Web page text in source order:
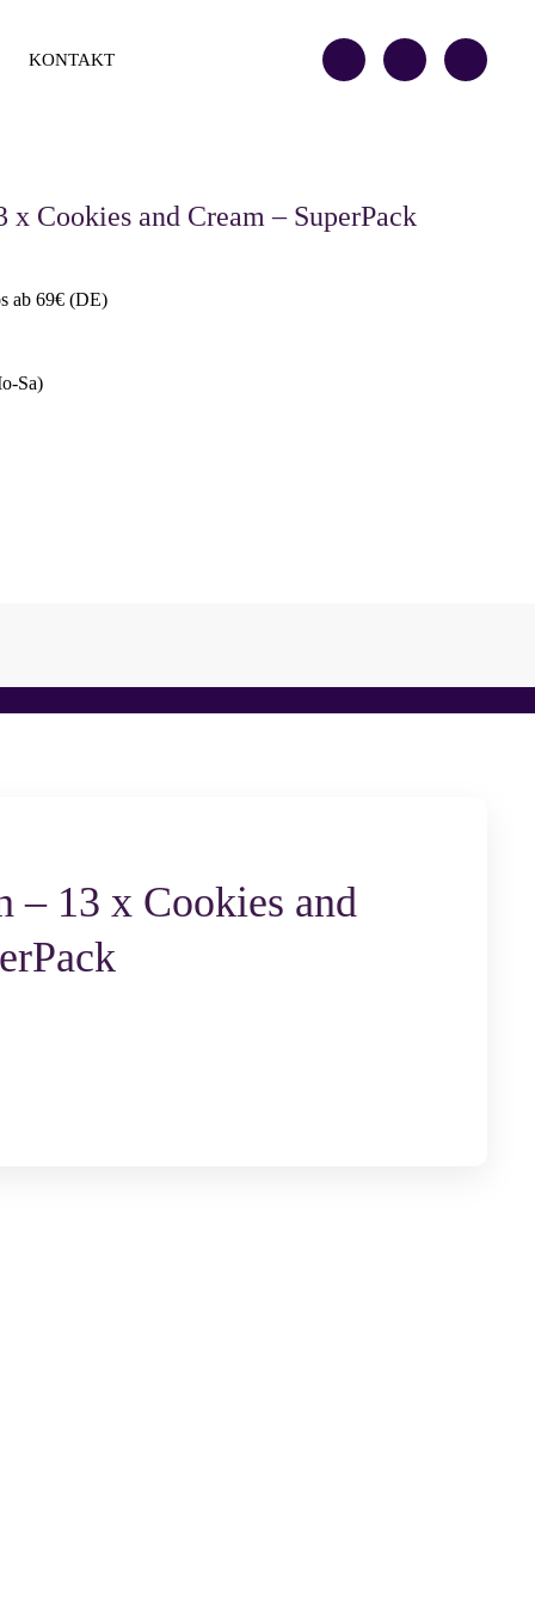
KONTAKT
x Cookies and Cream – SuperPack
ab 69€ (DE)
Sa)
– 13 x Cookies and